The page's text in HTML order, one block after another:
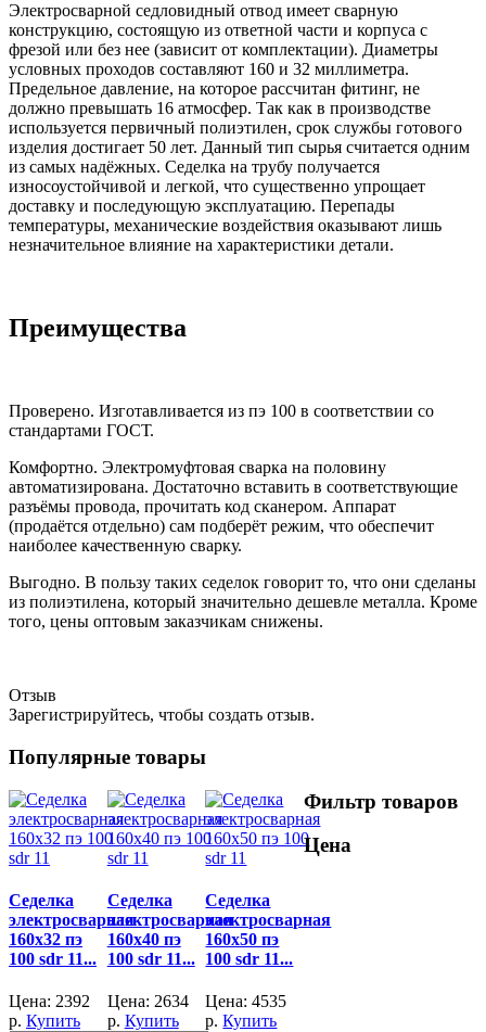
Электросварной седловидный отвод имеет сварную
конструкцию, состоящую из ответной части и корпуса с
фрезой или без нее (зависит от комплектации). Диаметры
условных проходов составляют 160 и 32 миллиметра.
Предельное давление, на которое рассчитан фитинг, не
должно превышать 16 атмосфер. Так как в производстве
используется первичный полиэтилен, срок службы готового
изделия достигает 50 лет. Данный тип сырья считается одним
из самых надёжных. Седелка на трубу получается
износоустойчивой и легкой, что существенно упрощает
доставку и последующую эксплуатацию. Перепады
температуры, механические воздействия оказывают лишь
незначительное влияние на характеристики детали.
Преимущества
Проверено. Изготавливается из пэ 100 в соответствии со
стандартами ГОСТ.
Комфортно. Электромуфтовая сварка на половину
автоматизирована. Достаточно вставить в соответствующие
разъёмы провода, прочитать код сканером. Аппарат
(продаётся отдельно) сам подберёт режим, что обеспечит
наиболее качественную сварку.
Выгодно. В пользу таких седелок говорит то, что они сделаны
из полиэтилена, который значительно дешевле металла. Кроме
того, цены оптовым заказчикам снижены.
Отзыв
Зарегистрируйтесь, чтобы создать отзыв.
Популярные товары
Седелка
электросварная
160x32 пэ
100 sdr 11...
Цена: 2392
р. Купить
Седелка
электросварная
160x40 пэ
100 sdr 11...
Цена: 2634
р. Купить
Седелка
электросварная
160x50 пэ
100 sdr 11...
Цена: 4535
р. Купить
Фильтр товаров
Цена